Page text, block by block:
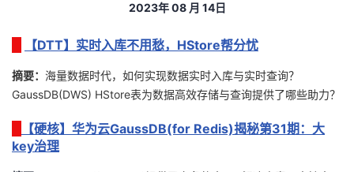
者
我
发
者
Programs
的
支
2023年08 月 14日
【DTT】实时入库不用愁，HStore帮分忧
摘要： 海量数据时代，如何实现数据实时入库与实时查询？
GaussDB(DWS) HStore表为数据高效存储与查询提供了哪些助力？
【硬核】华为云GaussDB(for Redis)揭秘第31期：大
key治理